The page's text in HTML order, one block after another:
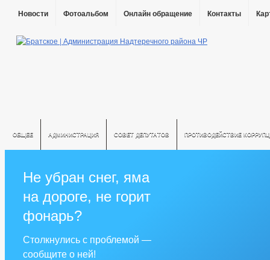
Новости Фотоальбом Онлайн обращение Контакты
ОБЩЕЕ АДМИНИСТРАЦИЯ СОВЕТ ДЕПУТАТОВ ПРОТИВОДЕЙСТВИЕ
Не убран снег, яма
на дороге, не горит
фонарь?
Столкнулись с проблемой —
сообщите о ней!